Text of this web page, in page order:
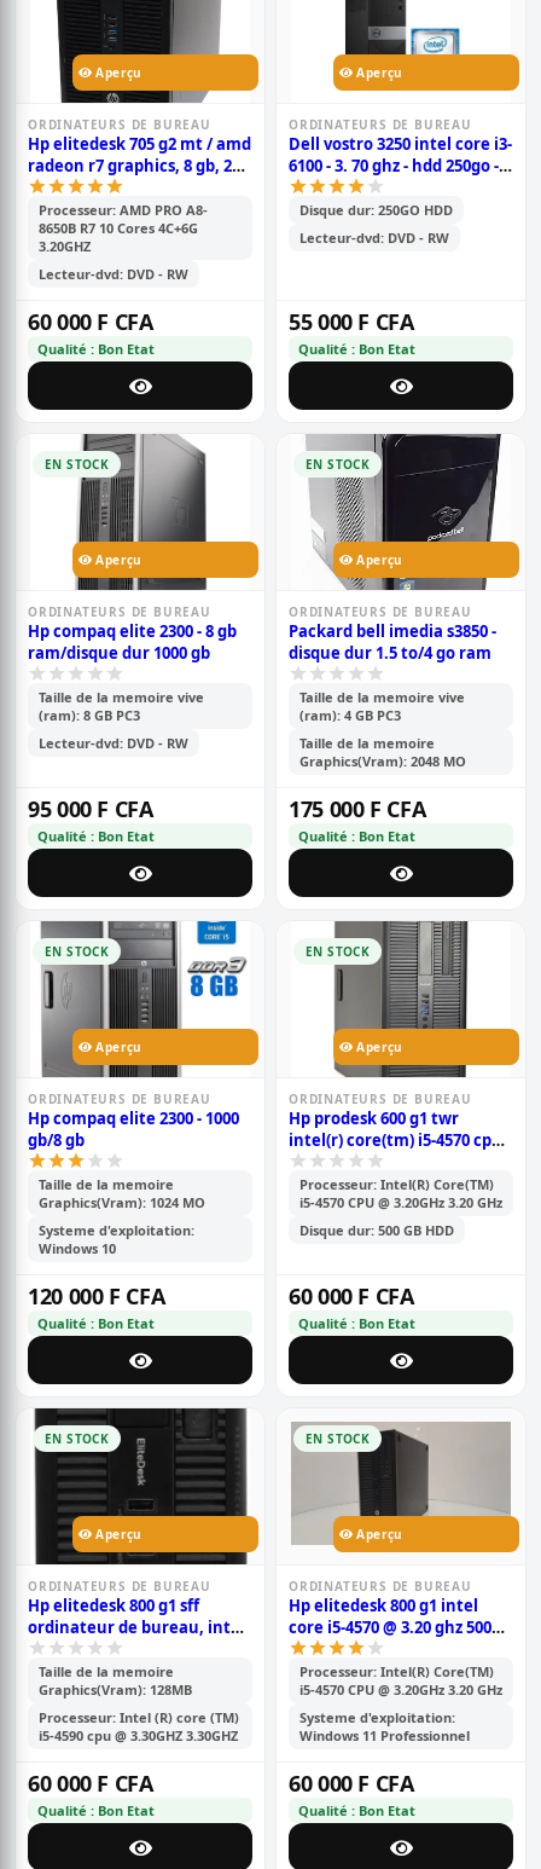
Aperçu
ORDINATEURS DE BUREAU
Hp elitedesk 705 g2 mt / amd
radeon r7 graphics, 8 gb, 250
go hdd, 1gb de mémoire
vidéo dédier
Processeur: AMD PRO A8-
8650B R7 10 Cores 4C+6G
3.20GHZ
Lecteur-dvd: DVD - RW
60 000 F CFA
Qualité : Bon Etat
Aperçu
ORDINATEURS DE BUREAU
Dell vostro 3250 intel core i3-
6100 - 3. 70 ghz - hdd 250go - 4
go - 6eme génération
Disque dur: 250GO HDD
Lecteur-dvd: DVD - RW
55 000 F CFA
Qualité : Bon Etat
EN STOCK
Aperçu
ORDINATEURS DE BUREAU
Hp compaq elite 2300 - 8 gb
ram/disque dur 1000 gb
Taille de la memoire vive
(ram): 8 GB PC3
Lecteur-dvd: DVD - RW
95 000 F CFA
Qualité : Bon Etat
EN STOCK
Aperçu
ORDINATEURS DE BUREAU
Packard bell imedia s3850 -
disque dur 1.5 to/4 go ram
Taille de la memoire vive
(ram): 4 GB PC3
Taille de la memoire
Graphics(Vram): 2048 MO
175 000 F CFA
Qualité : Bon Etat
EN STOCK
Aperçu
ORDINATEURS DE BUREAU
Hp compaq elite 2300 - 1000
gb/8 gb
Taille de la memoire
Graphics(Vram): 1024 MO
Systeme d'exploitation:
Windows 10
120 000 F CFA
Qualité : Bon Etat
EN STOCK
Aperçu
ORDINATEURS DE BUREAU
Hp prodesk 600 g1 twr
intel(r) core(tm) i5-4570 cpu
@ 3.20ghz 3.20 ghz
Processeur: Intel(R) Core(TM)
i5-4570 CPU @ 3.20GHz 3.20 GHz
Disque dur: 500 GB HDD
60 000 F CFA
Qualité : Bon Etat
EN STOCK
Aperçu
ORDINATEURS DE BUREAU
Hp elitedesk 800 g1 sff
ordinateur de bureau, intel
core i5-4590 jusqu\'à 3,7 ghz,
8 go de ram, hdd 500 go
Taille de la memoire
Graphics(Vram): 128MB
Processeur: Intel (R) core (TM)
i5-4590 cpu @ 3.30GHZ 3.30GHZ
60 000 F CFA
Qualité : Bon Etat
EN STOCK
Aperçu
ORDINATEURS DE BUREAU
Hp elitedesk 800 g1 intel
core i5-4570 @ 3.20 ghz 500
gb hdd 4 gb pc3l 4eme
génération
Processeur: Intel(R) Core(TM)
i5-4570 CPU @ 3.20GHz 3.20 GHz
Systeme d'exploitation:
Windows 11 Professionnel
60 000 F CFA
Qualité : Bon Etat